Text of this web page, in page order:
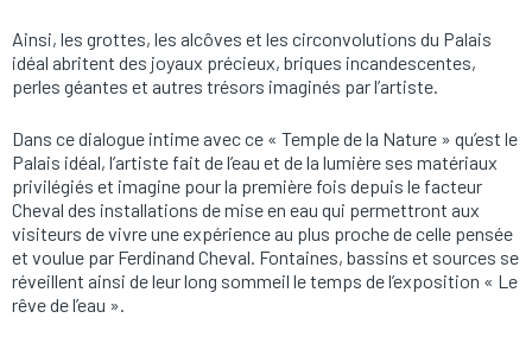
Ainsi, les grottes, les alcôves et les circonvolutions du Palais
idéal abritent des joyaux précieux, briques incandescentes,
perles géantes et autres trésors imaginés par l’artiste.
Dans ce dialogue intime avec ce « Temple de la Nature » qu’est le
Palais idéal, l’artiste fait de l’eau et de la lumière ses matériaux
privilégiés et imagine pour la première fois depuis le facteur
Cheval des installations de mise en eau qui permettront aux
visiteurs de vivre une expérience au plus proche de celle pensée
et voulue par Ferdinand Cheval. Fontaines, bassins et sources se
réveillent ainsi de leur long sommeil le temps de l’exposition « Le
rêve de l’eau ».